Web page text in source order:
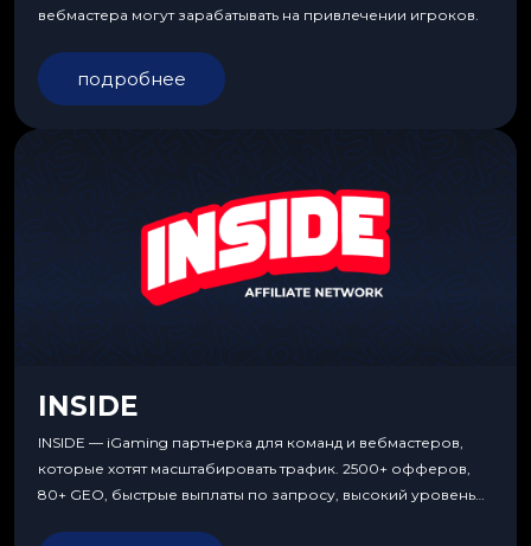
вебмастера могут зарабатывать на привлечении игроков.
подробнее
INSIDE
INSIDE — iGaming партнерка для команд и вебмастеров,
которые хотят масштабировать трафик. 2500+ офферов,
80+ GEO, быстрые выплаты по запросу, высокий уровень